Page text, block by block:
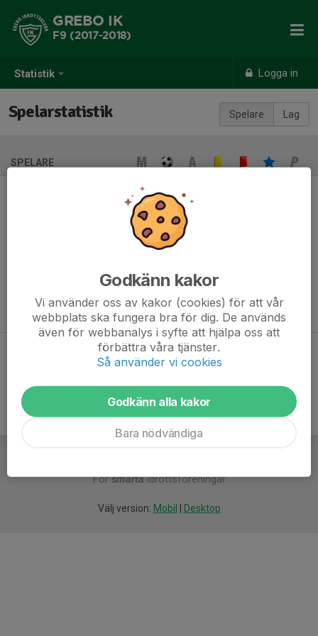
Statistik Logga in
GREBO IK
F9 (2017-2018)
Spelare Lag
Spelarstatistik
SPELARE
Ingen spelarstatistik sparad
När ni fyller i uppställning på respektive match visas statistiken
Försmartaidrottsföreningar
Välj version: Mobil Desktop
Godkänn kakor
Vi använder oss av kakor (cookies) för att vår
webbplats ska fungera bra för dig. De används
även för webbanalys i syfte att hjälpa oss att
förbättra våra tjänster.
Så använder vi cookies
Godkänn alla kakor
Bara nödvändiga